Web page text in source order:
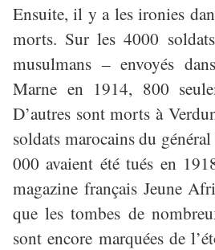
Ensuite, il y a les ironies
morts. Sur les 4000
musulmans – envoyés
Marne en 1914, 800
D’autres sont morts à
soldats marocains du
000 avaient été tués en
magazine français Jeune
que les tombes de
sont encore marquées de